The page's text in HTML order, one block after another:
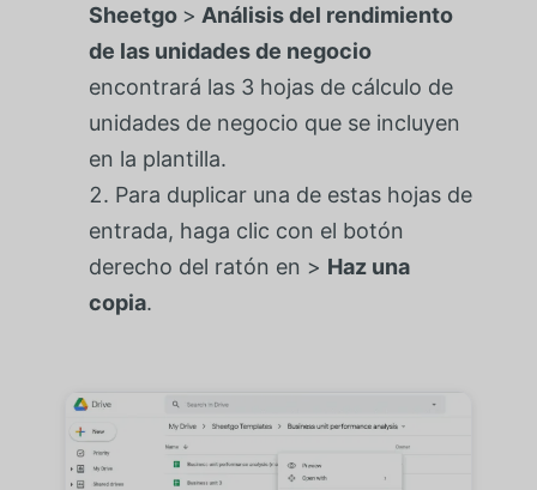
Sheetgo > Análisis del rendimiento
de las unidades de negocio
encontrará las 3 hojas de cálculo de
unidades de negocio que se incluyen
en la plantilla.
Para duplicar una de estas hojas de
entrada, haga clic con el botón
derecho del ratón en > Haz una
copia.